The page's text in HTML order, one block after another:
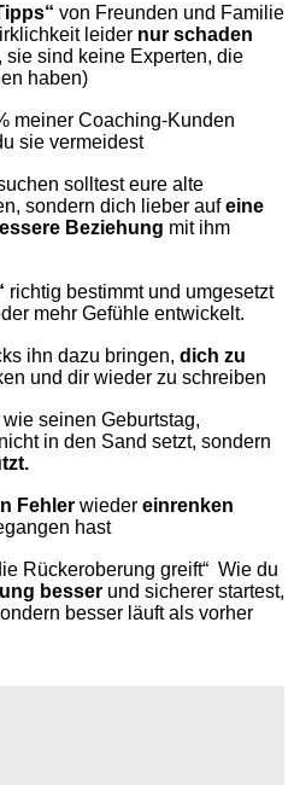
von Freunden und Familie
leider nur schaden
sind keine Experten, die
haben)
meiner Coaching-Kunden
sie vermeidest
solltest eure alte
sondern dich lieber aufeine
Beziehung mit ihm
richtig bestimmt und umgesetzt
mehr Gefühle entwickelt.
ihn dazu bringen, dich zu
und dir wieder zu schreiben
seinen Geburtstag,
in den Sand setzt, sondern
Fehler wieder einrenken
hast
Rückeroberung greift“ Wie du
besser und sicherer startest,
besser läuft als vorher